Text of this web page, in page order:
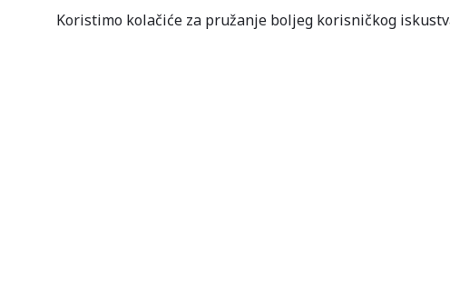
Koristimo kolačiće za pružanje boljeg korisničkog
Tvrtka Mališić MP d.o.o. -